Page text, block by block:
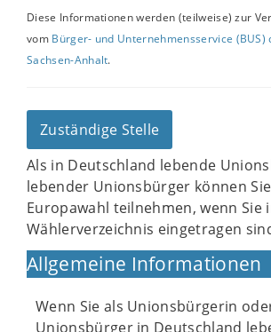
Diese Informationen werden (teilweise) zur
vom Bürger- und Unternehmensservice (BUS)
Sachsen-Anhalt.
Zuständige Stelle
Als in Deutschland lebende
lebender Unionsbürger können
Europawahl teilnehmen, wenn Sie
Wählerverzeichnis eingetragen
Allgemeine Informationen
Wenn Sie als Unionsbürgerin
Unionsbürger in Deutschland